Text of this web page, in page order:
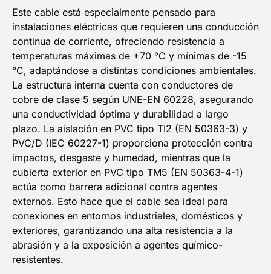
Este cable está especialmente pensado para
instalaciones eléctricas que requieren una conducción
continua de corriente, ofreciendo resistencia a
temperaturas máximas de +70 °C y mínimas de -15
°C, adaptándose a distintas condiciones ambientales.
La estructura interna cuenta con conductores de
cobre de clase 5 según UNE-EN 60228, asegurando
una conductividad óptima y durabilidad a largo
plazo. La aislación en PVC tipo TI2 (EN 50363-3) y
PVC/D (IEC 60227-1) proporciona protección contra
impactos, desgaste y humedad, mientras que la
cubierta exterior en PVC tipo TM5 (EN 50363-4-1)
actúa como barrera adicional contra agentes
externos. Esto hace que el cable sea ideal para
conexiones en entornos industriales, domésticos y
exteriores, garantizando una alta resistencia a la
abrasión y a la exposición a agentes químico-
resistentes.
NOMBRE
Email
¡QUIERO MI DESCUENTO!